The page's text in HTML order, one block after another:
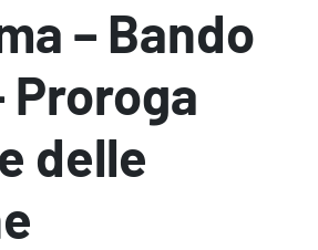
– Bando
delle